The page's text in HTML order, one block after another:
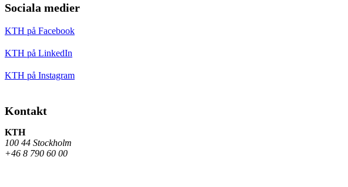
Sociala medier
KTH på Facebook
KTH på LinkedIn
KTH på Instagram
Kontakt
KTH
100 44 Stockholm
+46 8 790 60 00